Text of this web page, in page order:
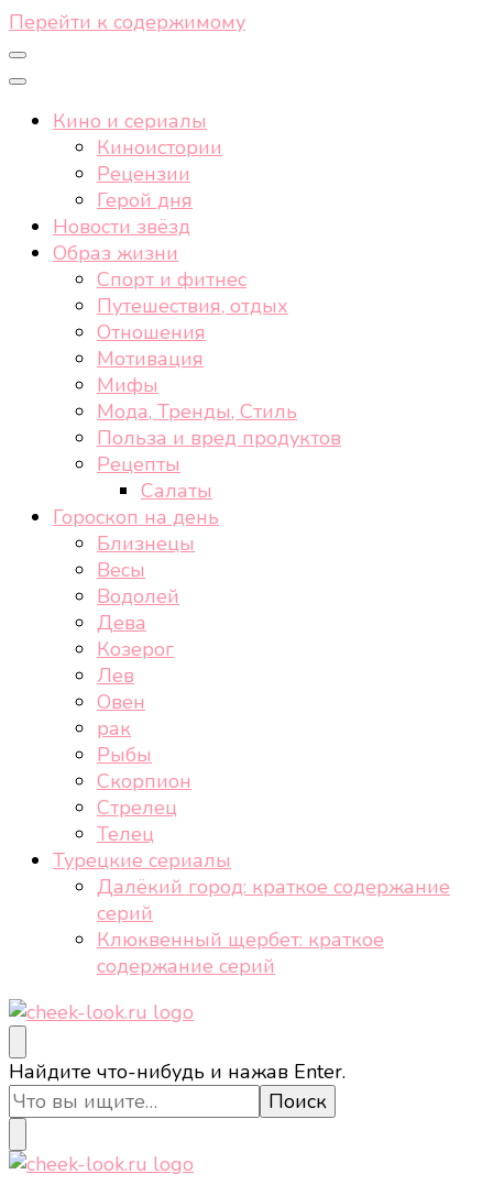
Перейти к содержимому
Кино и сериалы
Киноистории
Рецензии
Герой дня
Новости звёзд
Образ жизни
Спорт и фитнес
Путешествия, отдых
Отношения
Мотивация
Мифы
Мода, Тренды, Стиль
Польза и вред продуктов
Рецепты
Салаты
Гороскоп на день
Близнецы
Весы
Водолей
Дева
Козерог
Лев
Овен
рак
Рыбы
Скорпион
Стрелец
Телец
Турецкие сериалы
Далёкий город: краткое содержание
серий
Клюквенный щербет: краткое
содержание серий
cheek-look.ru
Женский сайт о звездах и кино, а также трендах,
здоровом образе жизни, спорте, стиле, отдыхе и
еде.
Ищите
что-
то?
Найдите что-нибудь и нажав Enter.